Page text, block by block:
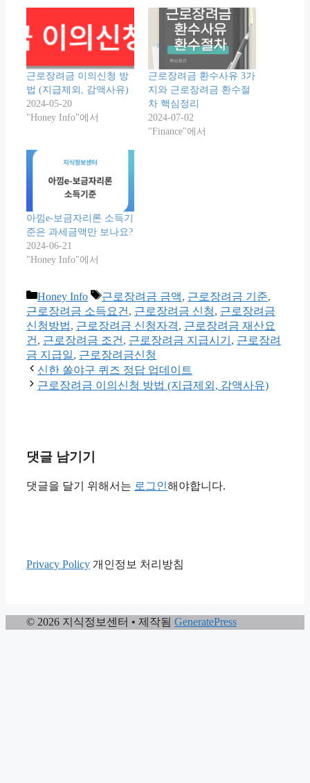
근로장려금 이의신청 방
법 (지급제외, 감액사유)
2024-05-20
"Honey Info"에서
근로장려금 환수사유 3가
지와 근로장려금 환수절
차 핵심정리
2024-07-02
"Finance"에서
아낌e-보금자리론 소득기
준은 과세금액만 보나요?
2024-06-21
"Honey Info"에서
카
테
고
리
Honey Info
태
그
근로장려금 금액, 근로장려금 기준,
근로장려금 소득요건 , 근로장려금 신청, 근로장려금
신청방법, 근로장려금 신청자격, 근로장려금 재산요
건 , 근로장려금 조건 , 근로장려금 지급시기 , 근로장려
금 지급일, 근로장려금신청
신한 쏠야구 퀴즈 정답 업데이트
근로장려금 이의신청 방법 (지급제외, 감액사유)
댓글 남기기
댓글을 달기 위해서는 로그인해야합니다.
Privacy Policy 개인정보 처리방침
© 2026 지식정보센터 • 제작됨 GeneratePress